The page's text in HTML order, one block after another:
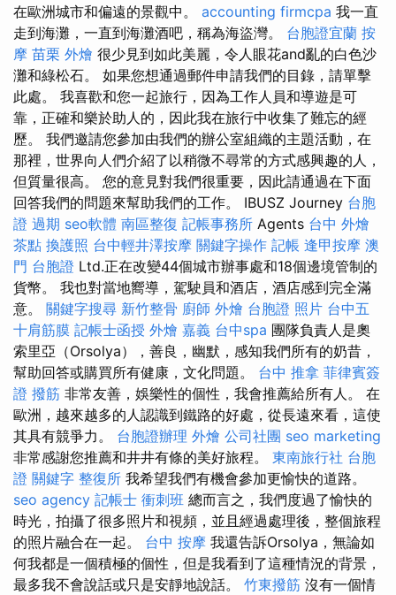
在歐洲城市和偏遠的景觀中。 accounting firmcpa 我一直
走到海灘，一直到海灘酒吧，稱為海盜灣。 台胞證宜蘭 按
摩 苗栗 外燴 很少見到如此美麗，令人眼花and亂的白色沙
灘和綠松石。 如果您想通過郵件申請我們的目錄，請單擊
此處。 我喜歡和您一起旅行，因為工作人員和導遊是可
靠，正確和樂於助人的，因此我在旅行中收集了難忘的經
歷。 我們邀請您參加由我們的辦公室組織的主題活動，在
那裡，世界向人們介紹了以稍微不尋常的方式感興趣的人，
但質量很高。 您的意見對我們很重要，因此請通過在下面
回答我們的問題來幫助我們的工作。 IBUSZ Journey 台胞
證 過期 seo軟體 南區整復 記帳事務所 Agents 台中 外燴
茶點 換護照 台中輕井澤按摩 關鍵字操作 記帳 逢甲按摩 澳
門 台胞證 Ltd.正在改變44個城市辦事處和18個邊境管制的
貨幣。 我也對當地嚮導，駕駛員和酒店，酒店感到完全滿
意。 關鍵字搜尋 新竹整骨 廚師 外燴 台胞證 照片 台中五
十肩筋膜 記帳士函授 外燴 嘉義 台中spa 團隊負責人是奧
索里亞（Orsolya），善良，幽默，感知我們所有的奶昔，
幫助回答或購買所有健康，文化問題。 台中 推拿 菲律賓簽
證 撥筋 非常友善，娛樂性的個性，我會推薦給所有人。 在
歐洲，越來越多的人認識到鐵路的好處，從長遠來看，這使
其具有競爭力。 台胞證辦理 外燴 公司社團 seo marketing
非常感謝您推薦和井井有條的美好旅程。 東南旅行社 台胞
證 關鍵字 整復所 我希望我們有機會參加更愉快的道路。
seo agency 記帳士 衝刺班 總而言之，我們度過了愉快的
時光，拍攝了很多照片和視頻，並且經過處理後，整個旅程
的照片融合在一起。 台中 按摩 我還告訴Orsolya，無論如
何我都是一個積極的個性，但是我看到了這種情況的背景，
最多我不會說話或只是安靜地說話。 竹東撥筋 沒有一個情